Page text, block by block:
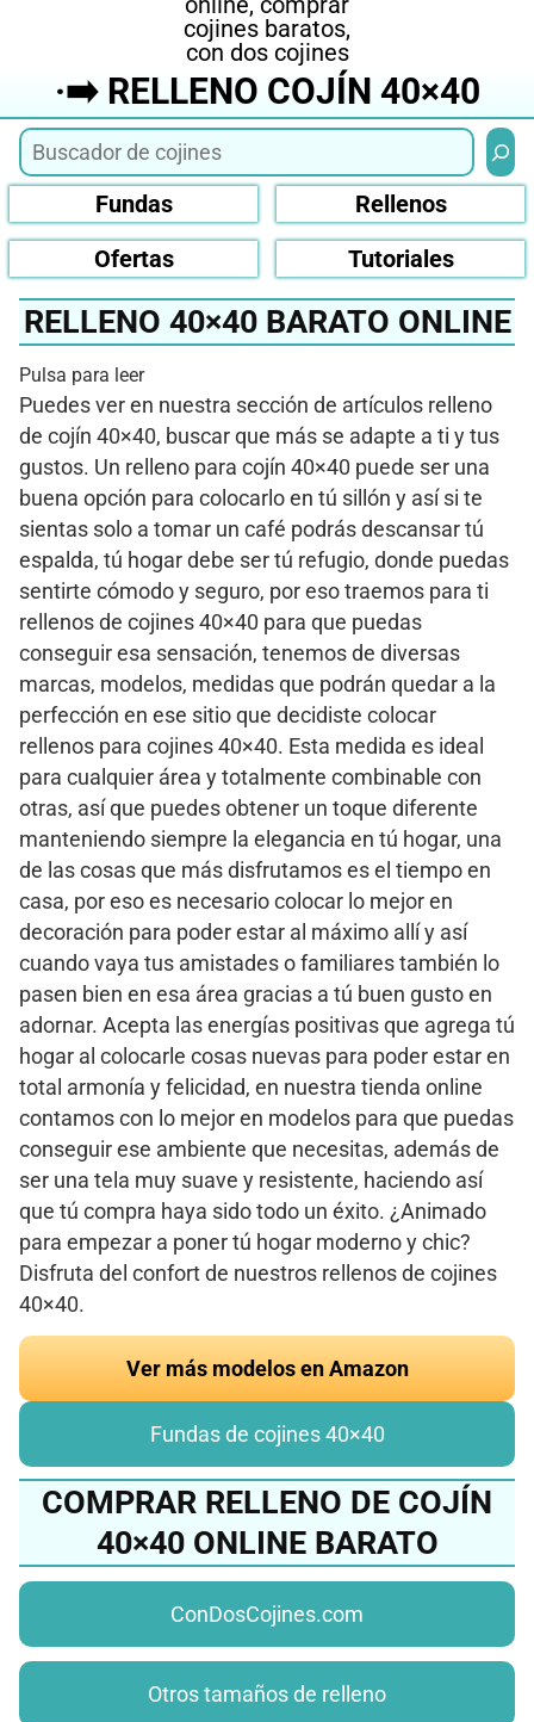
·➡️ RELLENO COJÍN 40×40
Fundas
Rellenos
Ofertas
Tutoriales
RELLENO 40×40 BARATO ONLINE
Pulsa para leer
Puedes ver en nuestra sección de artículos relleno
de cojín 40×40, buscar que más se adapte a ti y tus
gustos. Un relleno para cojín 40×40 puede ser una
buena opción para colocarlo en tú sillón y así si te
sientas solo a tomar un café podrás descansar tú
espalda, tú hogar debe ser tú refugio, donde puedas
sentirte cómodo y seguro, por eso traemos para ti
rellenos de cojines 40×40 para que puedas
conseguir esa sensación, tenemos de diversas
marcas, modelos, medidas que podrán quedar a la
perfección en ese sitio que decidiste colocar
rellenos para cojines 40×40. Esta medida es ideal
para cualquier área y totalmente combinable con
otras, así que puedes obtener un toque diferente
manteniendo siempre la elegancia en tú hogar, una
de las cosas que más disfrutamos es el tiempo en
casa, por eso es necesario colocar lo mejor en
decoración para poder estar al máximo allí y así
cuando vaya tus amistades o familiares también lo
pasen bien en esa área gracias a tú buen gusto en
adornar. Acepta las energías positivas que agrega tú
hogar al colocarle cosas nuevas para poder estar en
total armonía y felicidad, en nuestra tienda online
contamos con lo mejor en modelos para que puedas
conseguir ese ambiente que necesitas, además de
ser una tela muy suave y resistente, haciendo así
que tú compra haya sido todo un éxito. ¿Animado
para empezar a poner tú hogar moderno y chic?
Disfruta del confort de nuestros rellenos de cojines
40×40.
Ver más modelos en Amazon
Fundas de cojines 40×40
COMPRAR RELLENO DE COJÍN
40×40 ONLINE BARATO
ConDosCojines.com
Otros tamaños de relleno